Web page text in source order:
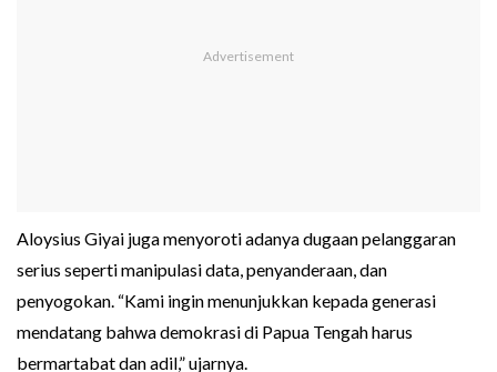
Aloysius Giyai juga menyoroti adanya dugaan pelanggaran
serius seperti manipulasi data, penyanderaan, dan
penyogokan. “Kami ingin menunjukkan kepada generasi
mendatang bahwa demokrasi di Papua Tengah harus
bermartabat dan adil,” ujarnya.